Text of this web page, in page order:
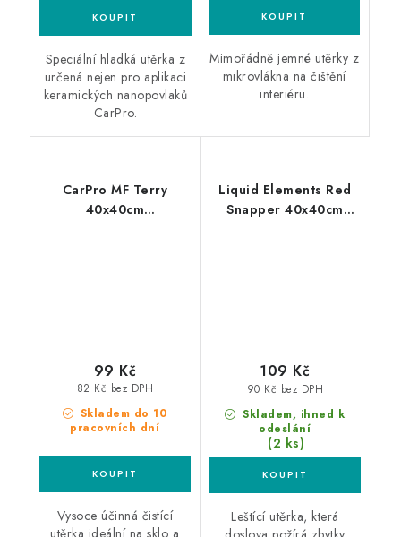
Speciální hladká utěrka z
určená nejen pro aplikaci
keramických nanopovlaků
CarPro.
Mimořádně jemné utěrky z
mikrovlákna na čištění
interiéru.
CarPro MF Terry
40x40cm
Skladem do 10
pracovních dní
82 Kč bez DPH
99 Kč
Vysoce účinná čistící
utěrka ideální na sklo a
Liquid Elements Red
Snapper 40x40cm
Skladem, ihned k
odeslání
(2 ks)
90 Kč bez DPH
109 Kč
Leštící utěrka, která